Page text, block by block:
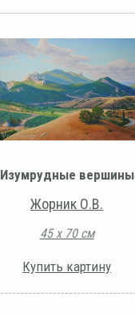
Изумрудные вершины
Жорник О.В.
45 х 70 см
Купить картину